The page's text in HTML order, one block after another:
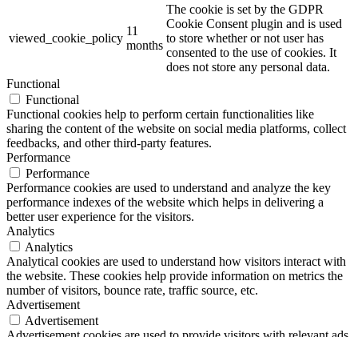
viewed_cookie_policy
11
months
The cookie is set by the GDPR
Cookie Consent plugin and is used
to store whether or not user has
consented to the use of cookies. It
does not store any personal data.
Functional
Functional
Functional cookies help to perform certain functionalities like
sharing the content of the website on social media platforms, collect
feedbacks, and other third-party features.
Performance
Performance
Performance cookies are used to understand and analyze the key
performance indexes of the website which helps in delivering a
better user experience for the visitors.
Analytics
Analytics
Analytical cookies are used to understand how visitors interact with
the website. These cookies help provide information on metrics the
number of visitors, bounce rate, traffic source, etc.
Advertisement
Advertisement